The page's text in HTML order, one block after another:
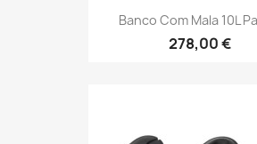
Banco Com Mala 10L
278,00 €